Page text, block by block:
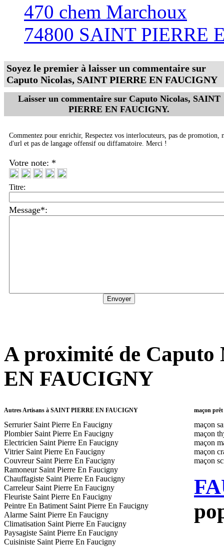
470 chem Marchoux
74800 SAINT PIERRE
Soyez le premier à laisser un commentaire sur
Caputo Nicolas, SAINT PIERRE EN FAUCIGNY
Laisser un commentaire sur Caputo Nicolas, SAINT
PIERRE EN FAUCIGNY.
Commentez pour enrichir, Respectez vos interlocuteurs, pas de promotion,
d'url et pas de langage offensif ou diffamatoire. Merci !
Votre note: *
Titre:
Message*:
A proximité de
EN FAUCIGNY
Autres Artisans à SAINT PIERRE EN FAUCIGNY
Serrurier Saint Pierre En Faucigny
Plombier Saint Pierre En Faucigny
Electricien Saint Pierre En Faucigny
Vitrier Saint Pierre En Faucigny
Couvreur Saint Pierre En Faucigny
Ramoneur Saint Pierre En Faucigny
Chauffagiste Saint Pierre En Faucigny
Carreleur Saint Pierre En Faucigny
Fleuriste Saint Pierre En Faucigny
Peintre En Batiment Saint Pierre En Faucigny
Alarme Saint Pierre En Faucigny
Climatisation Saint Pierre En Faucigny
Paysagiste Saint Pierre En Faucigny
Cuisiniste Saint Pierre En Faucigny
maçon
maçon
maçon
maçon
maçon
maçon